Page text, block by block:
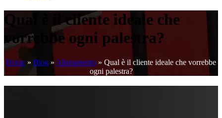
Qual è il cliente ideale che
vorrebbe ogni palestra?
Home » Blog » Allenamento » Qual è il cliente ideale che vorrebbe
ogni palestra?